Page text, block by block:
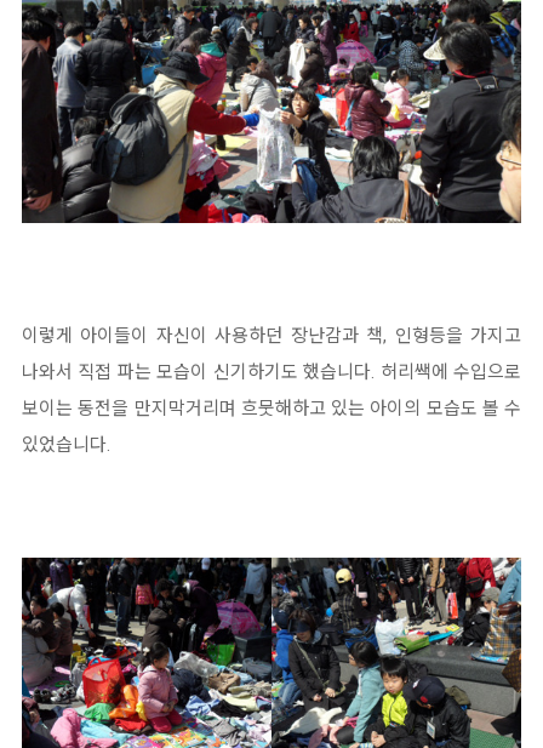
이렇게 아이들이 자신이 사용하던 장난감과 책, 인형등을 가지고
나와서 직접 파는 모습이 신기하기도 했습니다. 허리쌕에 수입으로
보이는 동전을 만지막거리며 흐뭇해하고 있는 아이의 모습도 볼 수
있었습니다.